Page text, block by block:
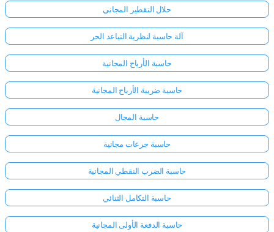
سجّل
الدعم:
حلال التقطير المجاني
آلة حاسبة لنظرية التباعد الحر
حاسبة الأرباح المجانية
حاسبة ضريبة الأرباح المجانية
حاسبة المجال
حاسبة جرعات مجانية
حاسبة الضرب النقطي المجانية
حاسبة التكامل الثنائي
حاسبة الدفعة الأولى المجانية